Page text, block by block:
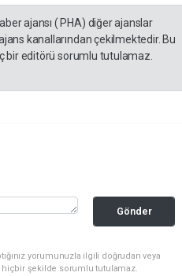
ajansı ( PHA) diğer ajanslar
kanallarından çekilmektedir. Bu
bir editörü sorumlu tutulamaz.
Gönder
yorumunuzla ilgili doğrudan veya
hiçbir şekilde sorumlu tutulamaz.